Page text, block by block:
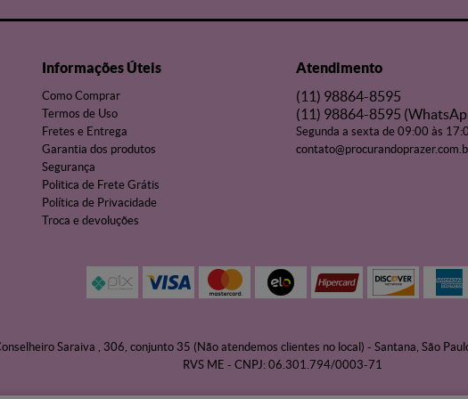
Informações Úteis
Como Comprar
Termos de Uso
Fretes e Entrega
Garantia dos produtos
Segurança
Politica de Frete Grátis
Política de Privacidade
Troca e devoluções
Atendimento
(11) 98864-8595
(11) 98864-8595
Segunda a sexta de 09:00 às
Saraiva , 306, conjunto 35 (Não atendemos clientes no local) - Santana, São
RVS ME - CNPJ: 06.301.794/0003-71